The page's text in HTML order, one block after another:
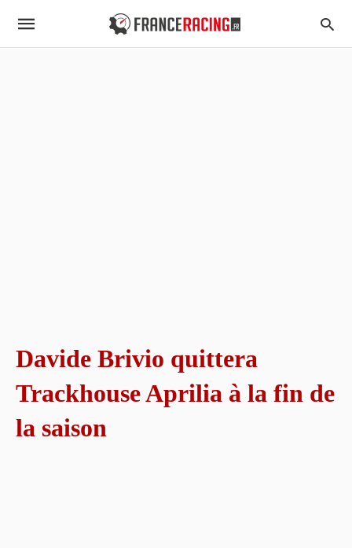
Davide Brivio quittera
Trackhouse Aprilia à la fin de
la saison